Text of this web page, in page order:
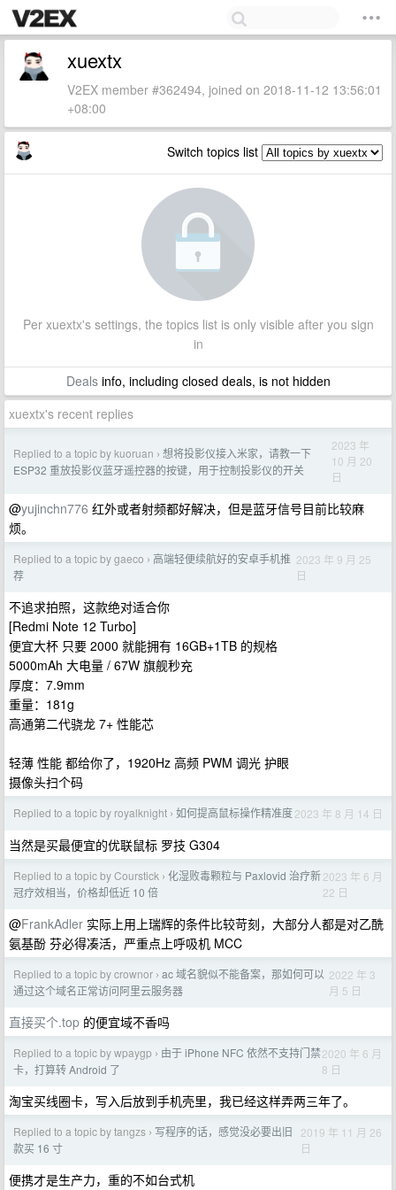
xuextx
V2EX member #362494, joined on 2018-11-12 13:56:01
+08:00
Switch topics list
Per xuextx's settings, the topics list is only visible after you sign
in
Dealsinfo, including closed deals, is not hidden
xuextx's recent replies
Replied to a topic by kuoruan › 想将投影仪接入米家，请教一下
ESP32 重放投影仪蓝牙遥控器的按键，用于控制投影仪的开关
2023 年
10 月 20
日
@yujinchn776 红外或者射频都好解决，但是蓝牙信号目前比较麻
烦。
Replied to a topic by gaeco › 高端轻便续航好的安卓手机推
荐
2023 年 9 月 25
日
不追求拍照，这款绝对适合你
[Redmi Note 12 Turbo]
便宜大杯 只要 2000 就能拥有 16GB+1TB 的规格
5000mAh 大电量 / 67W 旗舰秒充
厚度：7.9mm
重量：181g
高通第二代骁龙 7+ 性能芯
轻薄 性能 都给你了，1920Hz 高频 PWM 调光 护眼
摄像头扫个码
Replied to a topic by royalknight › 如何提高鼠标操作精准度2023 年 8 月 14 日
当然是买最便宜的优联鼠标 罗技 G304
Replied to a topic by Courstick › 化湿败毒颗粒与 Paxlovid 治疗新
冠疗效相当，价格却低近 10 倍
2023 年 6 月
22 日
@FrankAdler 实际上用上瑞辉的条件比较苛刻，大部分人都是对乙酰
氨基酚 芬必得凑活，严重点上呼吸机 MCC
Replied to a topic by crownor › ac 域名貌似不能备案，那如何可以
通过这个域名正常访问阿里云服务器
2022 年 3
月 5 日
直接买个.top 的便宜域不香吗
Replied to a topic by wpaygp › 由于 iPhone NFC 依然不支持门禁
卡，打算转 Android 了
2020 年 6 月
8 日
淘宝买线圈卡，写入后放到手机壳里，我已经这样弄两三年了。
Replied to a topic by tangzs › 写程序的话，感觉没必要出旧
款买 16 寸
2019 年 11 月 26
日
便携才是生产力，重的不如台式机